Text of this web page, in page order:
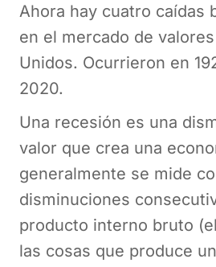
Ahora hay cuatro caídas
en el mercado de
Unidos. Ocurrieron en
2020.
Una recesión es una
valor que crea una
generalmente se mide
disminuciones
producto interno bruto
las cosas que produce